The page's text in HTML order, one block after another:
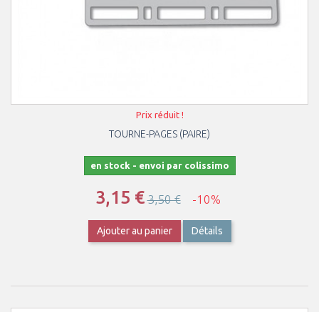
Prix réduit !
TOURNE-PAGES (PAIRE)
en stock - envoi par colissimo
3,15 €3,50 € -10%
Ajouter au panier Détails